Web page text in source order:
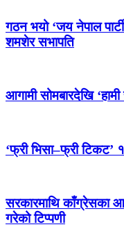
गठन भयो ‘जय नेपाल
शमशेर सभापति
आगामी सोमबारदेखि
‘फ्री भिसा–फ्री टिकट’
सरकारमाथि काँग्रेसका
गरेको टिप्पणी